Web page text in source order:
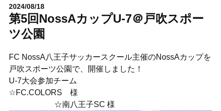
2024/08/18
第5回NossAカップU-7＠戸吹スポー
ツ公園
FC NossA八王子サッカースクール主催のNossAカップを
戸吹スポーツ公園で、開催しました！
U-7大会参加チーム
☆FC.COLORS 様
☆南八王子SC 様